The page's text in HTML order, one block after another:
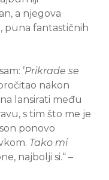
a njegova
puna fantastičnih
’Prikrade se
nakon
lansirati među
s tim što me je
ponovo
Tako mi
najbolji si.“ –